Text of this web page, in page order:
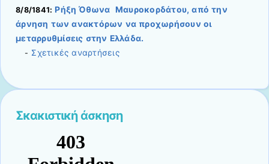
8/8/1841: Ρήξη Όθωνα  Μαυροκορδάτου, από την
άρνηση των ανακτόρων να προχωρήσουν οι
μεταρρυθμίσεις στην Ελλάδα.
- Σχετικές αναρτήσεις
Σκακιστική άσκηση